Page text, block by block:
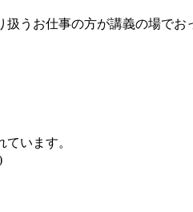
うお仕事の方が講義の場でお
います。